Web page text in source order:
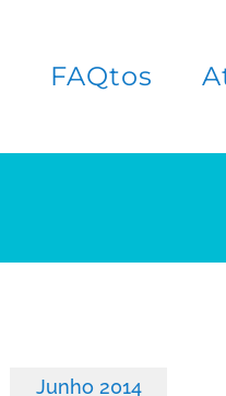
FAQtos
Junho 2014